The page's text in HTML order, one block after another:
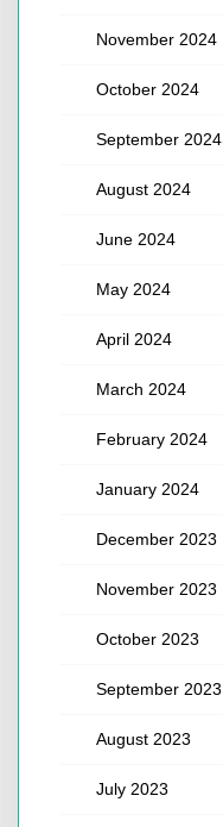
November 2024
October 2024
September 2024
August 2024
June 2024
May 2024
April 2024
March 2024
February 2024
January 2024
December 2023
November 2023
October 2023
September 2023
August 2023
July 2023